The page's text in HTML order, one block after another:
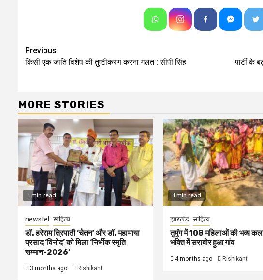
Continue
Reading
Previous
किसी एक जाति विशेष की तुष्टीकरण करना गलत : सीपी सिंह
पार्टी के
MORE STORIES
1 min read
newstel साहित्य
डॉ. हरेराम त्रिपाठी ‘चेतन’ और डॉ. महामाया
प्रसाद ‘विनोद’ को मिला ‘निर्भीक स्मृति
सम्मान-2026’
3 months ago Rishikant
1 min read
झारखंड साहित्य
तुमुंग में 108 महिलाओं की भव्य
भक्ति में सराबोर हुआ गांव
4 months ago Rishikant